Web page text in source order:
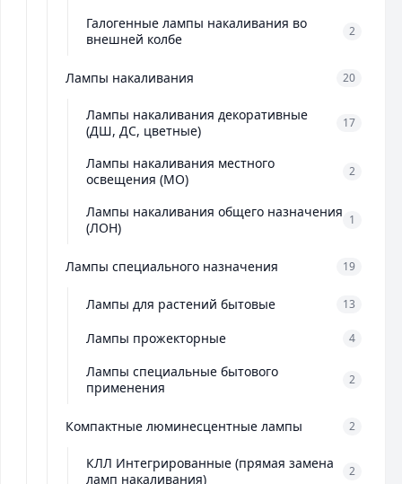
Галогенные лампы накаливания во
внешней колбе
2
Лампы накаливания 20
Лампы накаливания декоративные
(ДШ, ДС, цветные)
17
Лампы накаливания местного
освещения (МО)
2
Лампы накаливания общего назначения
(ЛОН)
1
Лампы специального назначения 19
Лампы для растений бытовые 13
Лампы прожекторные 4
Лампы специальные бытового
применения
2
Компактные люминесцентные лампы 2
КЛЛ Интегрированные (прямая замена
ламп накаливания)
2